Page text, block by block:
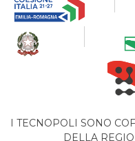
I TECNOPOLI SONO
DELLA